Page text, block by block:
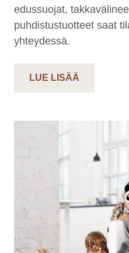
edussuojat,
puhdistustuotteet saat
yhteydessä.
LUE LISÄÄ